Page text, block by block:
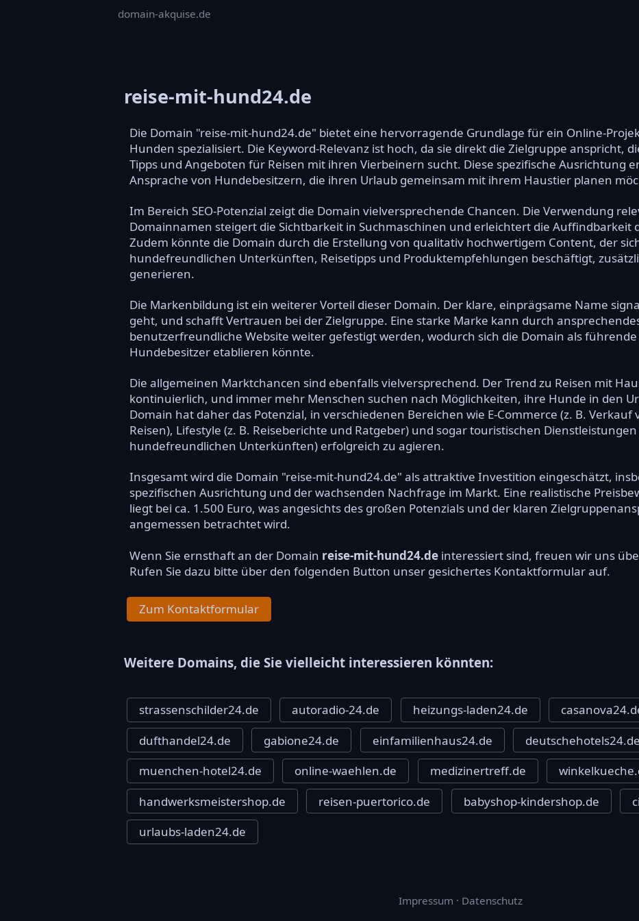
domain-akquise.de
reise-mit-hund24.de
Die Domain "reise-mit-hund24.de" bietet eine hervorragende Grundlage für ein Online-
Hunden spezialisiert. Die Keyword-Relevanz ist hoch, da sie direkt die Zielgruppe anspricht,
Tipps und Angeboten für Reisen mit ihren Vierbeinern sucht. Diese spezifische Ausrichtung
Ansprache von Hundebesitzern, die ihren Urlaub gemeinsam mit ihrem Haustier planen
Im Bereich SEO-Potenzial zeigt die Domain vielversprechende Chancen. Die Verwendung
Domainnamen steigert die Sichtbarkeit in Suchmaschinen und erleichtert die Auffindbarkeit
Zudem könnte die Domain durch die Erstellung von qualitativ hochwertigem Content, der
hundefreundlichen Unterkünften, Reisetipps und Produktempfehlungen beschäftigt,
generieren.
Die Markenbildung ist ein weiterer Vorteil dieser Domain. Der klare, einprägsame Name
geht, und schafft Vertrauen bei der Zielgruppe. Eine starke Marke kann durch
benutzerfreundliche Website weiter gefestigt werden, wodurch sich die Domain als
Hundebesitzer etablieren könnte.
Die allgemeinen Marktchancen sind ebenfalls vielversprechend. Der Trend zu Reisen mit
kontinuierlich, und immer mehr Menschen suchen nach Möglichkeiten, ihre Hunde in den
Domain hat daher das Potenzial, in verschiedenen Bereichen wie E-Commerce (z. B.
Reisen), Lifestyle (z. B. Reiseberichte und Ratgeber) und sogar touristischen
hundefreundlichen Unterkünften) erfolgreich zu agieren.
Insgesamt wird die Domain "reise-mit-hund24.de" als attraktive Investition eingeschätzt,
spezifischen Ausrichtung und der wachsenden Nachfrage im Markt. Eine realistische
liegt bei ca. 1.500 Euro, was angesichts des großen Potenzials und der klaren
angemessen betrachtet wird.
Wenn Sie ernsthaft an der Domain reise-mit-hund24.de interessiert sind, freuen wir uns
Rufen Sie dazu bitte über den folgenden Button unser gesichertes Kontaktformular auf.
Zum Kontaktformular
Weitere Domains, die Sie vielleicht interessieren könnten:
strassenschilder24.de autoradio-24.de heizungs-laden24.de
dufthandel24.de
gabione24.de einfamilienhaus24.de deutschehotels24.de
muenchen-hotel24.de
online-waehlen.de medizinertreff.de
handwerksmeistershop.de
reisen-puertorico.de babyshop-kindershop.de
urlaubs-laden24.de
Impressum · Datenschutz